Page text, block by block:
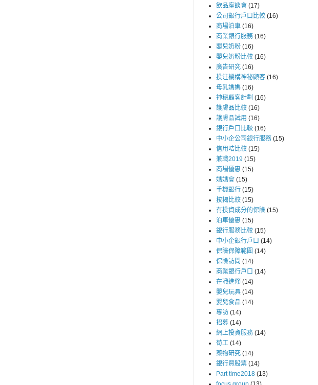
飲品座談會 (17)
公司銀行戶口比較 (16)
商場泊車 (16)
商業銀行服務 (16)
嬰兒奶粉 (16)
嬰兒奶粉比較 (16)
廣告研究 (16)
投注機構神秘顧客 (16)
母乳媽媽 (16)
神秘顧客計劃 (16)
護膚品比較 (16)
護膚品試用 (16)
銀行戶口比較 (16)
中小企公司銀行服務 (15)
信用咭比較 (15)
兼職2019 (15)
商場優惠 (15)
媽媽會 (15)
手機銀行 (15)
按揭比較 (15)
有投資成分的保險 (15)
泊車優惠 (15)
銀行服務比較 (15)
中小企銀行戶口 (14)
保險保障範圍 (14)
保險訪問 (14)
商業銀行戶口 (14)
在職進修 (14)
嬰兒玩具 (14)
嬰兒食品 (14)
專訪 (14)
招募 (14)
網上投資服務 (14)
荀工 (14)
藥物研究 (14)
銀行買股票 (14)
Part time2018 (13)